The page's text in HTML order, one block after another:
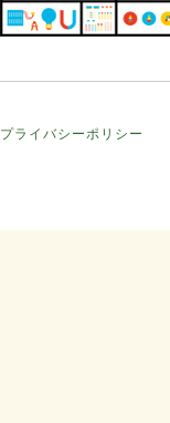
プライバシーポリシー